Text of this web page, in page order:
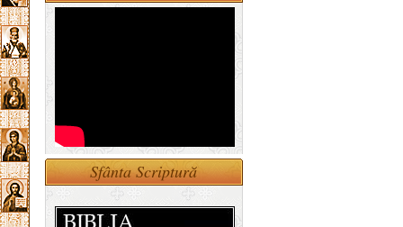
Sfânta Scriptură